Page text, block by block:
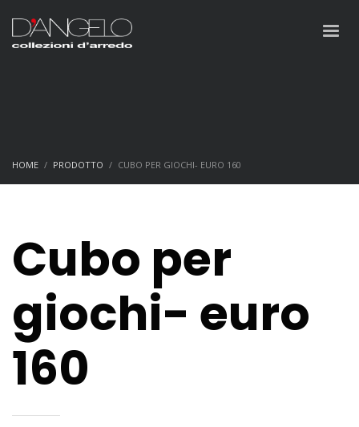
HOME PRODOTTO CUBO PER GIOCHI- EURO 160
Cubo per
giochi- euro
160